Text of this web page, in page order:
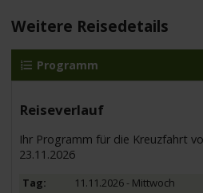
Weitere Reisedetails
Programm
Reiseverlauf
Ihr Programm für die Kreuzfahrt
23.11.2026
11.11.2026 - Mittwoch